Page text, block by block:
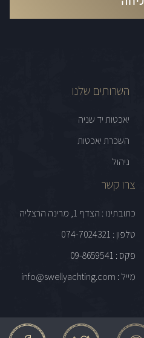
השרותים שלנו
יאכטות יד שניה
השכרת יאכטות
ניהול
צרו קשר
כתובתינו : הצדף 1, מרינה הרצליה
טלפון : 074-7024321
פקס : 09-8659541
מייל : info@swellyachting.com